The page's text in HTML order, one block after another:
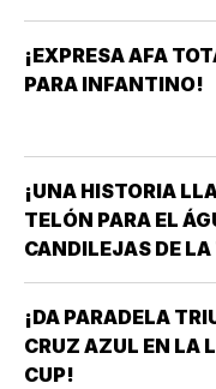
¡EXPRESA AFA
PARA INFANTINO!
¡UNA HISTORIA
TELÓN PARA EL
CANDILEJAS DE
ÁGUILA DE
CERRÓ SU
10-6 SOBRE
TRIUNFO YA NO…
¡DA PARADELA
CRUZ AZUL EN LA
CUP!